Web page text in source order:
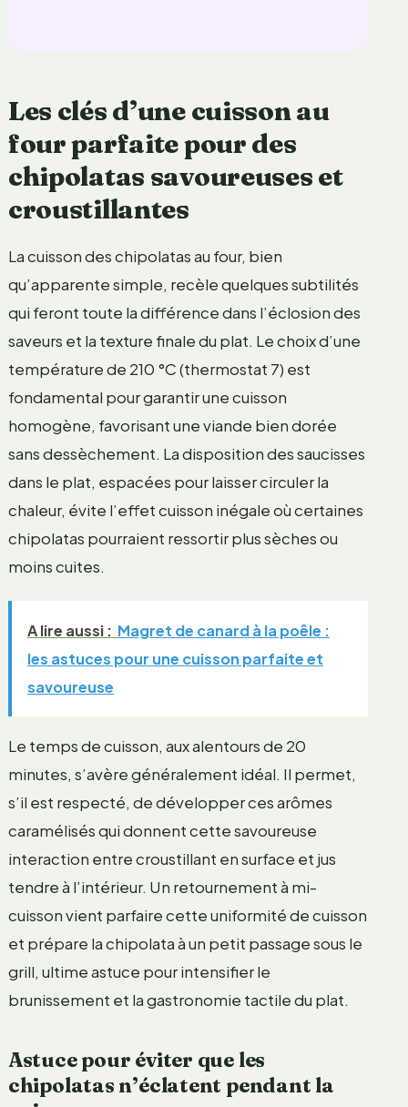
Les clés d’une cuisson au
four parfaite pour des
chipolatas savoureuses et
croustillantes
La cuisson des chipolatas au four, bien
qu’apparente simple, recèle quelques subtilités
qui feront toute la différence dans l’éclosion des
saveurs et la texture finale du plat. Le choix d’une
température de 210 °C (thermostat 7) est
fondamental pour garantir une cuisson
homogène, favorisant une viande bien dorée
sans dessèchement. La disposition des saucisses
dans le plat, espacées pour laisser circuler la
chaleur, évite l’effet cuisson inégale où certaines
chipolatas pourraient ressortir plus sèches ou
moins cuites.
A lire aussi : Magret de canard à la poêle :
les astuces pour une cuisson parfaite et
savoureuse
Le temps de cuisson, aux alentours de 20
minutes, s’avère généralement idéal. Il permet,
s’il est respecté, de développer ces arômes
caramélisés qui donnent cette savoureuse
interaction entre croustillant en surface et jus
tendre à l’intérieur. Un retournement à mi-
cuisson vient parfaire cette uniformité de cuisson
et prépare la chipolata à un petit passage sous le
grill, ultime astuce pour intensifier le
brunissement et la gastronomie tactile du plat.
Astuce pour éviter que les
chipolatas n’éclatent pendant la